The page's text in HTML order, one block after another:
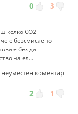
0 3
колко СО2
е безсмислено
е без да
на ел...
коментар
2 1